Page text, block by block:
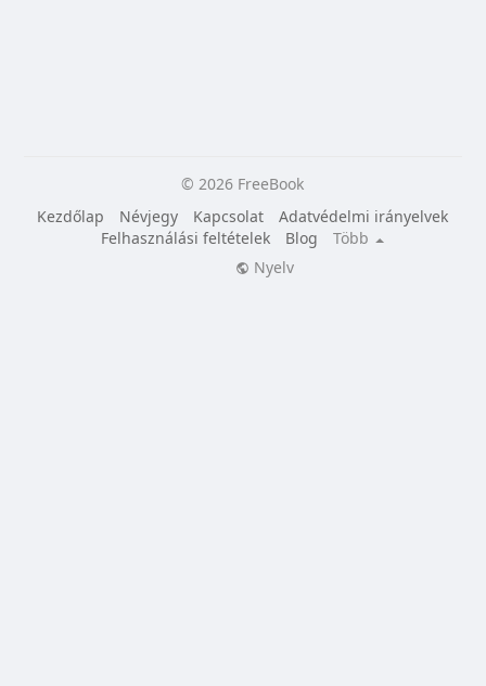
© 2026 FreeBook
Kezdőlap
Névjegy Kapcsolat
Adatvédelmi irányelvek
Felhasználási feltételek
Blog
Több
Nyelv